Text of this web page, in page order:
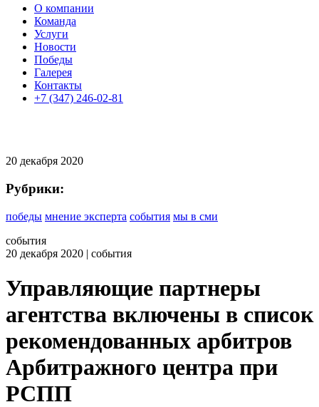
О компании
Команда
Услуги
Новости
Победы
Галерея
Контакты
+7 (347) 246-02-81
20 декабря 2020
Рубрики:
победы мнение эксперта события мы в сми
события
20 декабря 2020 | события
Управляющие партнеры
агентства включены в список
рекомендованных арбитров
Арбитражного центра при
РСПП